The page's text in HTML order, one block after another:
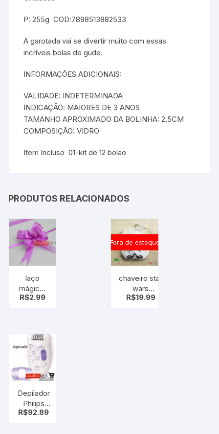
P: 255g COD:7898513882533
A garotada vai se divertir muito com essas
incríveis bolas de gude.
INFORMAÇÕES ADICIONAIS:
VALIDADE: INDETERMINADA
INDICAÇÃO: MAIORES DE 3 ANOS
TAMANHO APROXIMADO DA BOLINHA: 2,5CM
COMPOSIÇÃO: VIDRO
Item Incluso 01-kit de 12 bolao
PRODUTOS RELACIONADOS
laço
mágico,
laço fácil,
R$2.99
Fora de estoque
chaveiro star
wars
stormtrooper
R$19.99
Depilador
Philips
Satinelle
R$92.89